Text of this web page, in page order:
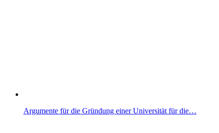
Argumente für die Gründung einer Universität für die…